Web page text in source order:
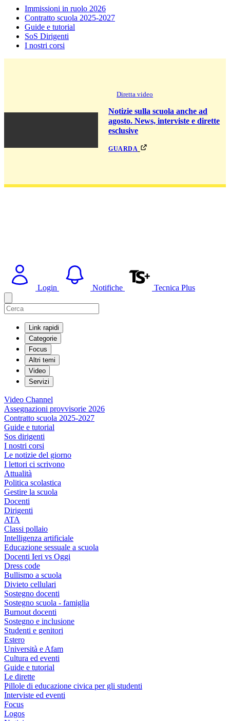
Immissioni in ruolo 2026
Contratto scuola 2025-2027
Guide e tutorial
SoS Dirigenti
I nostri corsi
Diretta video
Notizie sulla scuola anche ad
agosto. News, interviste e dirette
esclusive
guarda
Login Notifiche Tecnica Plus
Link rapidi
Categorie
Focus
Altri temi
Video
Servizi
Video Channel
Assegnazioni provvisorie 2026
Contratto scuola 2025-2027
Guide e tutorial
Sos dirigenti
I nostri corsi
Le notizie del giorno
I lettori ci scrivono
Attualità
Politica scolastica
Gestire la scuola
Docenti
Dirigenti
ATA
Classi pollaio
Intelligenza artificiale
Educazione sessuale a scuola
Docenti Ieri vs Oggi
Dress code
Bullismo a scuola
Divieto cellulari
Sostegno docenti
Sostegno scuola - famiglia
Burnout docenti
Sostegno e inclusione
Studenti e genitori
Estero
Università e Afam
Cultura ed eventi
Guide e tutorial
Le dirette
Pillole di educazione civica per gli studenti
Interviste ed eventi
Focus
Logos